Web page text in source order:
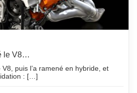
le V8…
puis l’a ramené en hybride, et
: […]